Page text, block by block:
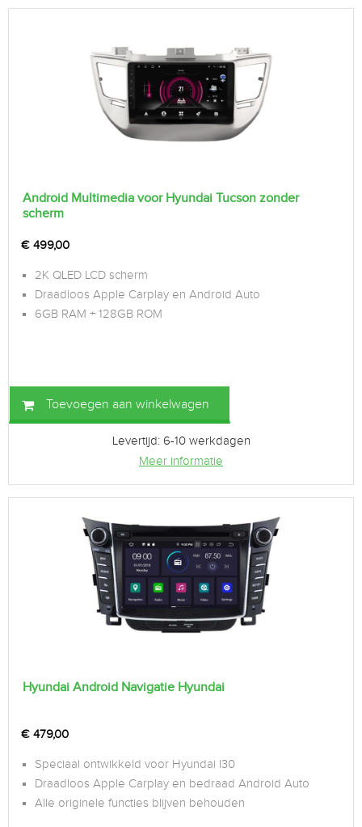
Android Multimedia voor Hyundai Tucson zonder
scherm
€ 499,00
2K QLED LCD scherm
Draadloos Apple Carplay en Android Auto
6GB RAM + 128GB ROM
Toevoegen aan winkelwagen
Levertijd: 6-10 werkdagen
Meer informatie
Hyundai Android Navigatie Hyundai
€ 479,00
Speciaal ontwikkeld voor Hyundai I30
Draadloos Apple Carplay en bedraad Android Auto
Alle originele functies blijven behouden